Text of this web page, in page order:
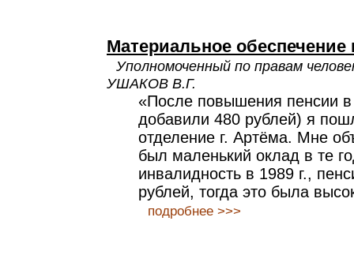
Материальное обеспечение
Уполномоченный по правам
УШАКОВ В.Г.
«После повышения пенсии
добавили 480 рублей) я
отделение г. Артёма. Мне
был маленький оклад в те
инвалидность в 1989 г.,
рублей, тогда это была
подробнее >>>